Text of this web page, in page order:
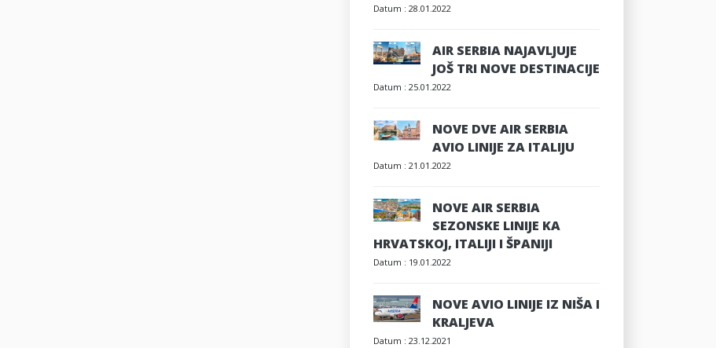
Datum : 28.01.2022
AIR SERBIA NAJAVLJUJE
JOŠ TRI NOVE DESTINACIJE
Datum : 25.01.2022
NOVE DVE AIR SERBIA
AVIO LINIJE ZA ITALIJU
Datum : 21.01.2022
NOVE AIR SERBIA
SEZONSKE LINIJE KA
HRVATSKOJ, ITALIJI I ŠPANIJI
Datum : 19.01.2022
NOVE AVIO LINIJE IZ NIŠA I
KRALJEVA
Datum : 23.12.2021